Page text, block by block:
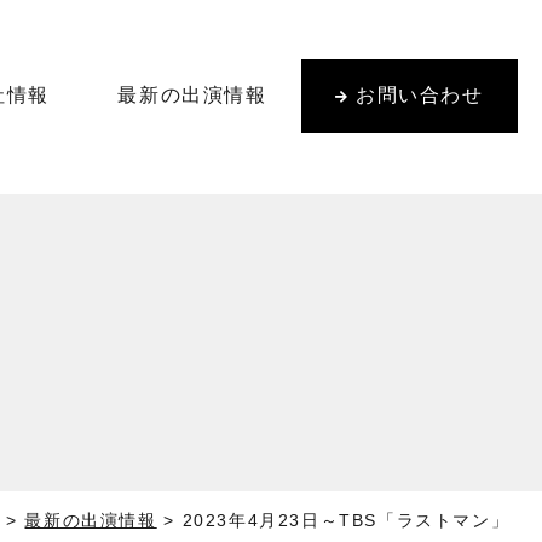
情報 最新の出演情報 お問い合わせ
>最新の出演情報 > 2023年4月23日～TBS「ラストマン」